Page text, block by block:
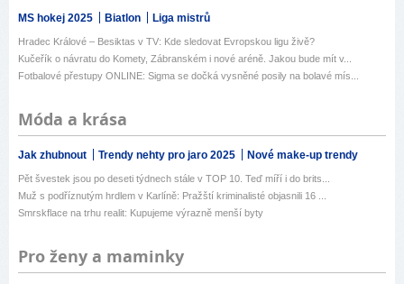
MS hokej 2025 Biatlon Liga mistrů
Hradec Králové – Besiktas v TV: Kde sledovat Evropskou ligu živě?
Kučeřík o návratu do Komety, Zábranském i nové aréně. Jakou bude mít v...
Fotbalové přestupy ONLINE: Sigma se dočká vysněné posily na bolavé mís...
Móda a krása
Jak zhubnout Trendy nehty pro jaro 2025 Nové make-up trendy
Pět švestek jsou po deseti týdnech stále v TOP 10. Teď míří i do brits...
Muž s podříznutým hrdlem v Karlíně: Pražští kriminalisté objasnili 16 ...
Smrskflace na trhu realit: Kupujeme výrazně menší byty
Pro ženy a maminky